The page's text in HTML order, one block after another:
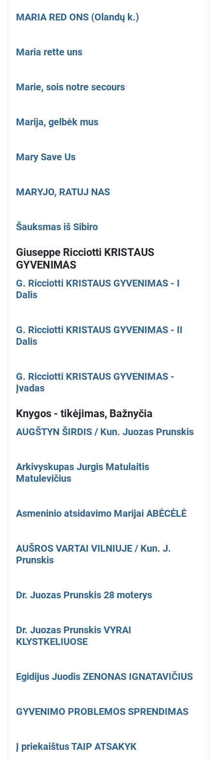
MARIA RED ONS (Olandų k.)
Maria rette uns
Marie, sois notre secours
Marija, gelbėk mus
Mary Save Us
MARYJO, RATUJ NAS
Šauksmas iš Sibiro
Giuseppe Ricciotti KRISTAUS
GYVENIMAS
G. Ricciotti KRISTAUS GYVENIMAS - I
Dalis
G. Ricciotti KRISTAUS GYVENIMAS - II
Dalis
G. Ricciotti KRISTAUS GYVENIMAS -
Įvadas
Knygos - tikėjimas, Bažnyčia
AUGŠTYN ŠIRDIS / Kun. Juozas Prunskis
Arkivyskupas Jurgis Matulaitis
Matulevičius
Asmeninio atsidavimo Marijai ABĖCĖLĖ
AUŠROS VARTAI VILNIUJE / Kun. J.
Prunskis
Dr. Juozas Prunskis 28 moterys
Dr. Juozas Prunskis VYRAI
KLYSTKELIUOSE
Egidijus Juodis ZENONAS IGNATAVIČIUS
GYVENIMO PROBLEMOS SPRENDIMAS
Į priekaištus TAIP ATSAKYK